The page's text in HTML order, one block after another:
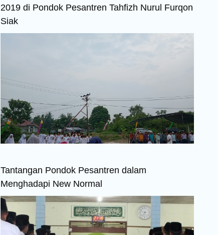
2019 di Pondok Pesantren Tahfizh Nurul Furqon
Siak
Tantangan Pondok Pesantren dalam
Menghadapi New Normal